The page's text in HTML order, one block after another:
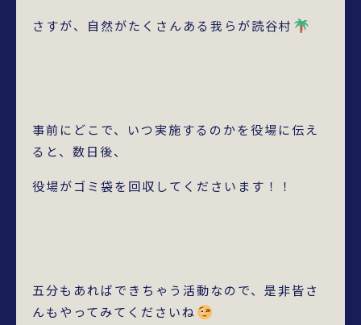
さすが、自然がたくさんある我らが読谷村
事前にどこで、いつ実施するのかを役場に伝え
ると、数日後、
役場がゴミ袋を回収してくださいます！！
五分もあればできちゃう活動なので、是非皆さ
んもやってみてくださいね